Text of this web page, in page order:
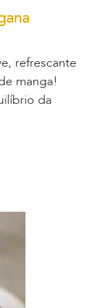
refrescante
manga!
da